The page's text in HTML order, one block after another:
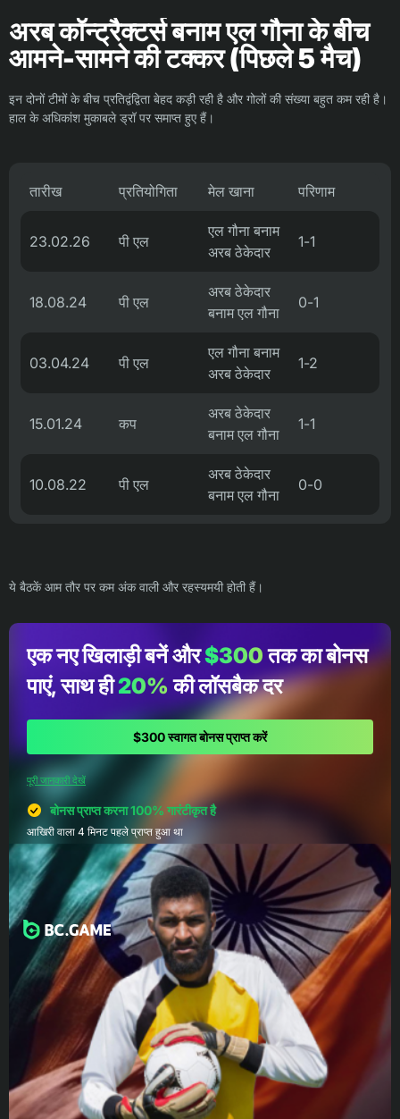
अरब कॉन्ट्रैक्टर्स बनाम एल गौना के बीच
आमने-सामने की टक्कर (पिछले 5 मैच)
इन दोनों टीमों के बीच प्रतिद्वंद्विता बेहद कड़ी रही है और गोलों की संख्या बहुत कम रही है।
हाल के अधिकांश मुकाबले ड्रॉ पर समाप्त हुए हैं।
तारीख प्रतियोगिता मेल खाना परिणाम
23.02.26 पी एल
एल गौना बनाम
अरब ठेकेदार
1-1
18.08.24 पी एल
अरब ठेकेदार
बनाम एल गौना
0-1
03.04.24 पी एल
एल गौना बनाम
अरब ठेकेदार
1-2
15.01.24 कप
अरब ठेकेदार
बनाम एल गौना
1-1
10.08.22 पी एल
अरब ठेकेदार
बनाम एल गौना
0-0
ये बैठकें आम तौर पर कम अंक वाली और रहस्यमयी होती हैं।
एक नए खिलाड़ी बनें और$300तक का बोनस
पाएं, साथ ही20%की लॉसबैक दर
$300 स्वागत बोनस प्राप्त करें
पूरी जानकारी देखें
बोनस प्राप्त करना 100% गारंटीकृत है
आखिरी वाला 4 मिनट पहले प्राप्त हुआ था